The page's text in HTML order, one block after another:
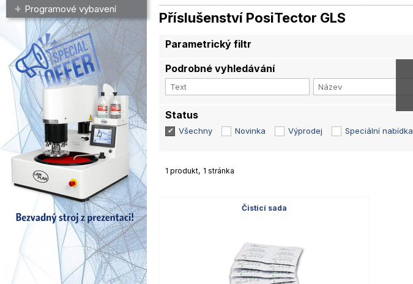
Programové vybavení
Příslušenství PosiTector GLS
Parametrický filtr
Podrobné vyhledávání
Status
Všechny Novinka Výprodej Speciální nabídka
1 produkt 1 stránka
Čisticí sada